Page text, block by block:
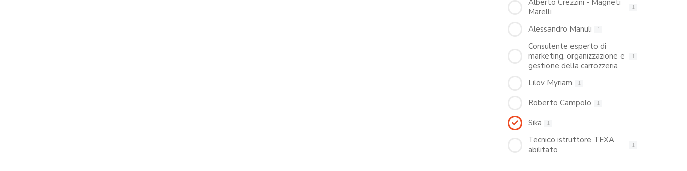
Alberto Crezzini - Magneti
Marelli
1
Alessandro Manuli 1
Consulente esperto di
marketing, organizzazione e
gestione della carrozzeria
1
Lilov Myriam 1
Roberto Campolo 1
Sika 1
Tecnico istruttore TEXA
abilitato
1